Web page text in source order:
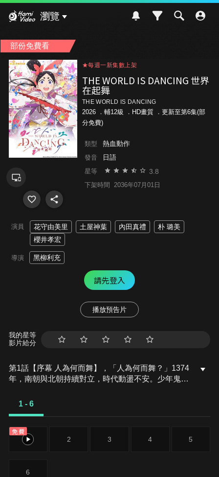
瀏覽
部份免費看
★每週一新集數上架
★每週一新集數上架
THE WORLD IS DANCING 世界
在起舞
THE WORLD IS DANCING
2026 ． 輔12級
．HD畫質 ．更新至第6集(部
分免費)
類型 熱血動作
發音 日語
星等 3.8
下架時間 2036年07月01日
演員 花守由美里 土屋神葉 內田真禮
朴 璐美
櫻井孝宏
導演 黑柳利充
請先登入
播放預告片
我的星等
影片給分
第1話【序幕 人為何而舞】，「人為何而舞？」1374
年，南朝與北朝持續對立，時代動盪不安。少年鬼夜
在的意義，每天都提不起勁。某天，他看見了一名白
1 - 6
免費
1 2 3 4 5
6